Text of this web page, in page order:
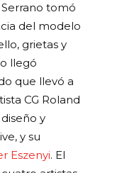
tomó
del modelo
grietas y
llegó
que llevó a
CG Roland
y
y su
Eszenyi. El